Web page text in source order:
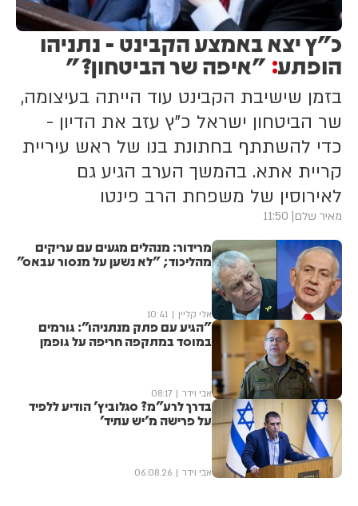
כ"ץ יצא באמצע הקבינט - נתניהו
הופתע: "איפה שר הביטחון?"
בזמן שישיבת הקבינט עוד הייתה בעיצומה,
שר הביטחון ישראל כ"ץ עזב את הדיון -
כדי להשתתף בחתונת בנו של ראש עיריית
קריית אתא. בהמשך הערב הגיע גם
לאירוסין של משפחת הרב פינטו
מאיר שלם 11:50
מרידור: מנהלים מגעים עם עריקים
מהליכוד; "לא נשען על מנסור עבאס"
אלי קליין 10:41
"הגיע עם פתק מנתניהו": גורמים
במוסד במתקפה חריפה על גופמן
אבי וידר 08:17
בדרך לרע"מ? סגלוביץ' הודיע ללפיד
על פרישה מ'יש עתיד'
אבי וידר 06.08.26